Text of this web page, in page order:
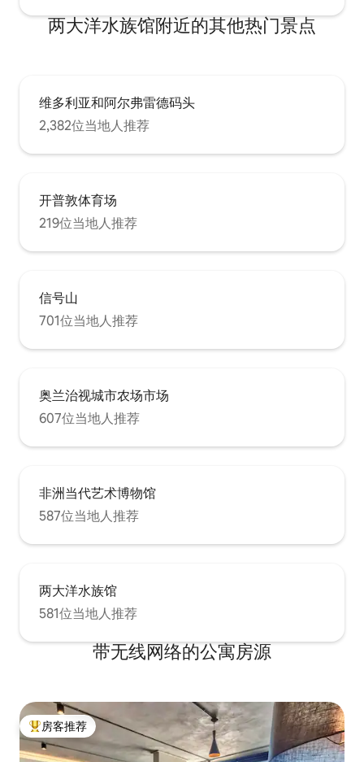
两大洋水族馆附近的其他热门景点
维多利亚和阿尔弗雷德码头
2,382位当地人推荐
开普敦体育场
219位当地人推荐
信号山
701位当地人推荐
奥兰治视城市农场市场
607位当地人推荐
非洲当代艺术博物馆
587位当地人推荐
两大洋水族馆
581位当地人推荐
带无线网络的公寓房源
热门「房客推荐」
房客推荐